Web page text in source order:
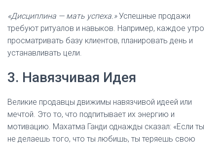
«Дисциплина — мать успеха.»Успешные продажи
требуют ритуалов и навыков. Например, каждое утро
просматривать базу клиентов, планировать день и
устанавливать цели.
3. Навязчивая Идея
Великие продавцы движимы навязчивой идеей или
мечтой. Это то, что подпитывает их энергию и
мотивацию. Махатма Ганди однажды сказал: «Если ты
не делаешь того, что ты любишь, ты теряешь свою